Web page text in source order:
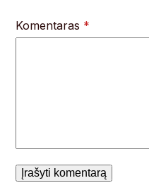
Komentaras *